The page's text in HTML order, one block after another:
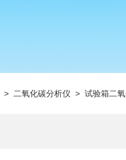
> 二氧化碳分析仪 > 试验箱二